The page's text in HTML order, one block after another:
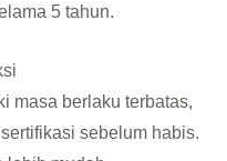
5 tahun.
masa berlaku terbatas,
sebelum habis.